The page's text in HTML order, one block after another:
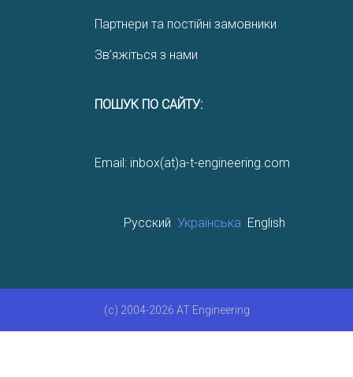
Партнери та постійні замовники
Зв’яжіться з нами
ПОШУК ПО САЙТУ:
Email: inbox(at)a-t-engineering.com
Русский Українська English
(c) 2004-2026 AT Engineering